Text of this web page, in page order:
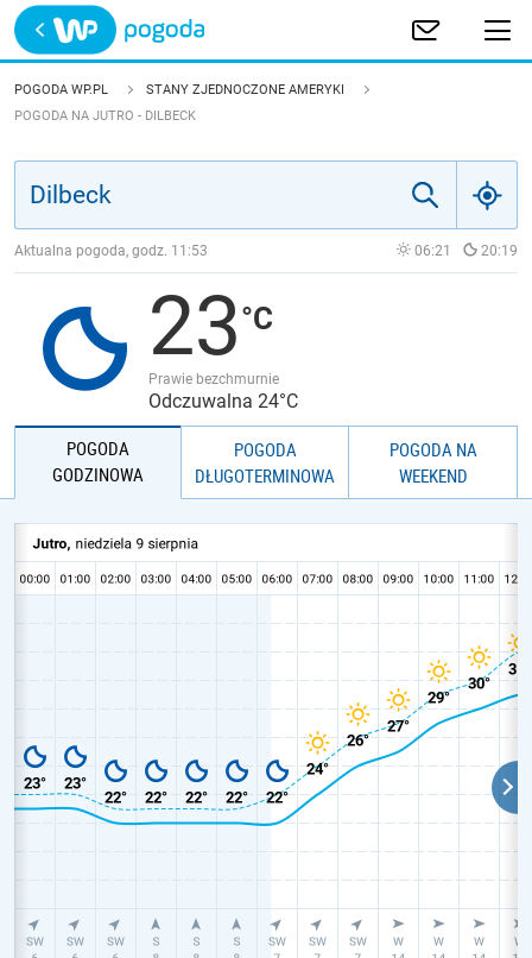
Trwa ładowanie
POLSKA
JAKOŚĆ POWIETRZA
POGODA WP.PL
STANY ZJEDNOCZONE AMERYKI
POGODA NA JUTRO - DILBECK
Aktualna pogoda, godz. 11:53 06:21 20:19
23
Prawie bezchmurnie
Odczuwalna 24°C
POGODA
GODZINOWA
POGODA
DŁUGOTERMINOWA
POGODA NA
WEEKEND